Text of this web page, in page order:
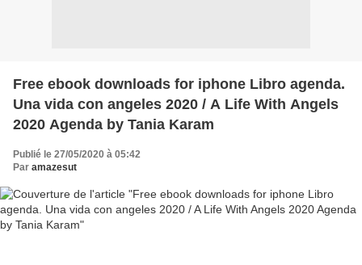
Free ebook downloads for iphone Libro agenda.
Una vida con angeles 2020 / A Life With Angels
2020 Agenda by Tania Karam
Publié le 27/05/2020 à 05:42
Par amazesut